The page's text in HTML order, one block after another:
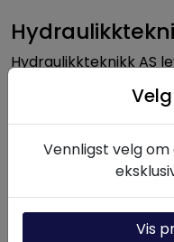
Hydraulikkteknikk AS
og løsninger innen
lang erfaring og solid
med alt fra
hydrauliske systemer.
Nyttige linker
Vennligst velg om
Vis